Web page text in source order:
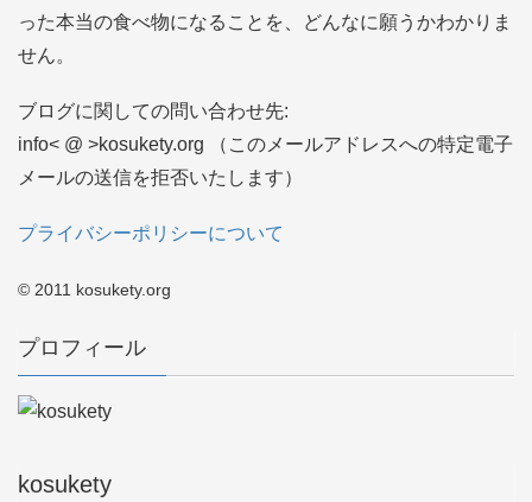
った本当の食べ物になることを、どんなに願うかわかりま
せん。
ブログに関しての問い合わせ先:
info< @ >kosukety.org （このメールアドレスへの特定電子
メールの送信を拒否いたします）
プライバシーポリシーについて
© 2011 kosukety.org
プロフィール
kosukety